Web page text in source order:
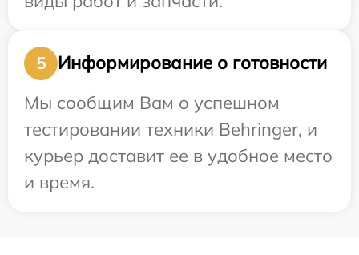
5
Информирование о готовности
Мы сообщим Вам о успешном
тестировании техники Behringer, и
курьер доставит ее в удобное место
и время.